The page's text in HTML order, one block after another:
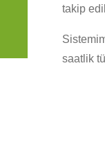
takip
saatlik